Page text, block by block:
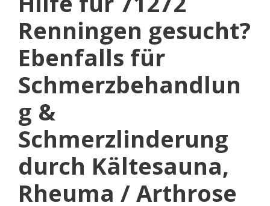
Renningen gesucht?
Ebenfalls für
Schmerzbehandlun
g &
Schmerzlinderung
durch Kältesauna,
Rheuma / Arthrose